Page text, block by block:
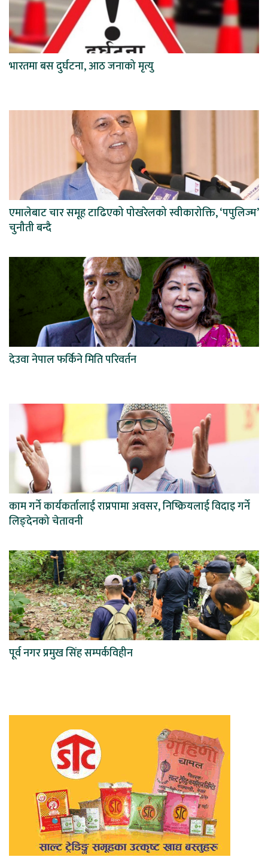
भारतमा बस दुर्घटना, आठ जनाको मृत्यु
एमालेबाट चार समूह टाढिएको पोखरेलको स्वीकारोक्ति, ‘पपुलिज्म’
चुनौती बन्दै
देउवा नेपाल फर्किने मिति परिवर्तन
काम गर्ने कार्यकर्तालाई राप्रपामा अवसर, निष्क्रियलाई विदाइ गर्ने
लिङ्देनको चेतावनी
पूर्व नगर प्रमुख सिंह सम्पर्कविहीन